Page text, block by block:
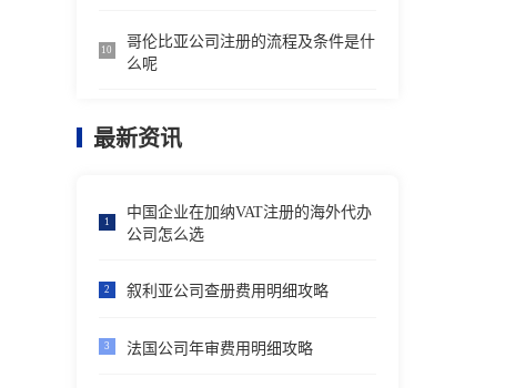
10
哥伦比亚公司注册的流程及条件是什
么呢
最新资讯
1
中国企业在加纳VAT注册的海外代办
公司怎么选
2 叙利亚公司查册费用明细攻略
3 法国公司年审费用明细攻略